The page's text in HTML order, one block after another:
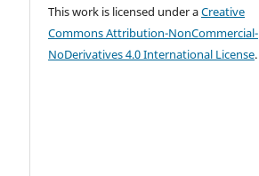
This work is licensed under aCreative
Commons Attribution-NonCommercial-
NoDerivatives 4.0 International License.